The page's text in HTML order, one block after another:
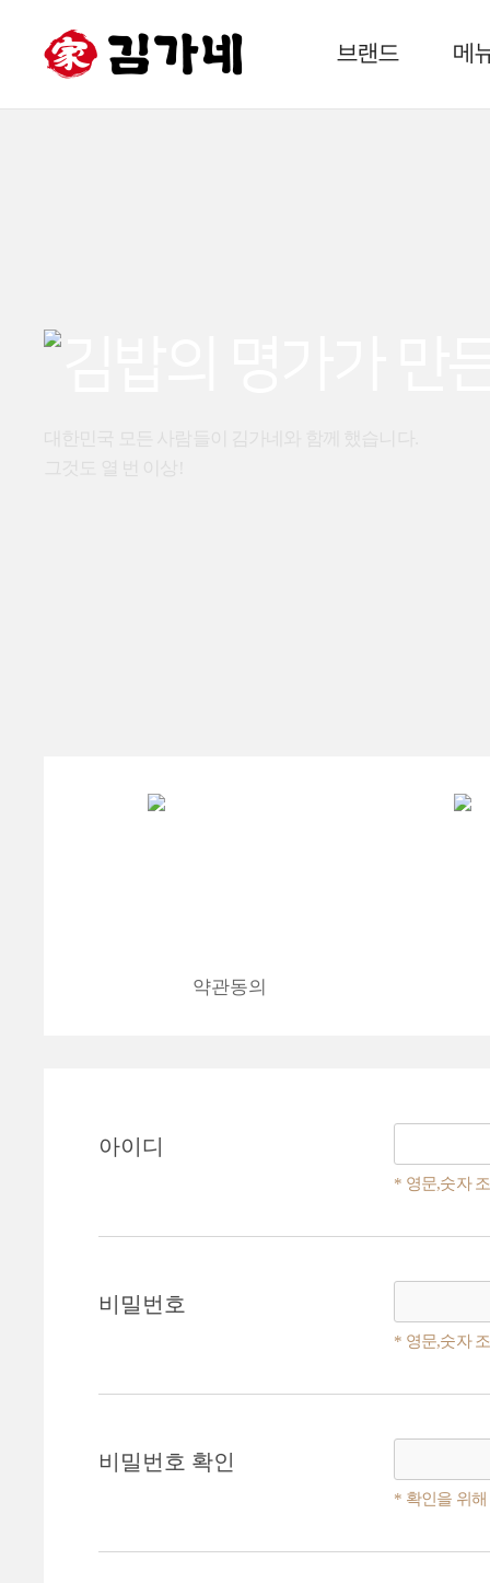
브랜드 메
약관동의
아이디
* 영문,숫자
비밀번호
* 영문,숫자
비밀번호 확인
* 확인을 위